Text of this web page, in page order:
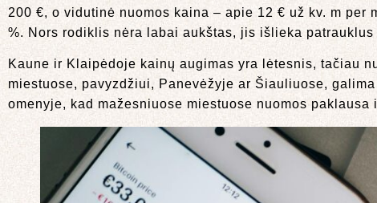
200 €, o vidutinė nuomos kaina – apie 12 € už kv. m
%. Nors rodiklis nėra labai aukštas, jis išlieka
Kaune ir Klaipėdoje kainų augimas yra lėtesnis, tačiau
miestuose, pavyzdžiui, Panevėžyje ar Šiauliuose,
omenyje, kad mažesniuose miestuose nuomos